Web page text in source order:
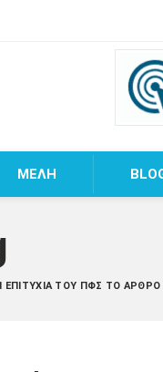
MEΛΗ
ΕΠΙΤΥΧΊΑ ΤΟΥ ΠΦΣ ΤΟ ΆΡΘΡΟ